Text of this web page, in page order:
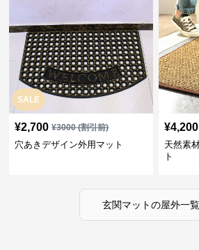
SALE
¥2,700 ¥3000(割引前)
穴あきデザイン外用マット
¥4,200
天然素
ト
玄関マットの屋外一